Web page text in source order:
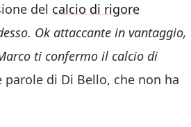
del calcio di rigore
Ok attaccante in vantaggio,
ti confermo il calcio di
parole di Di Bello, che non ha